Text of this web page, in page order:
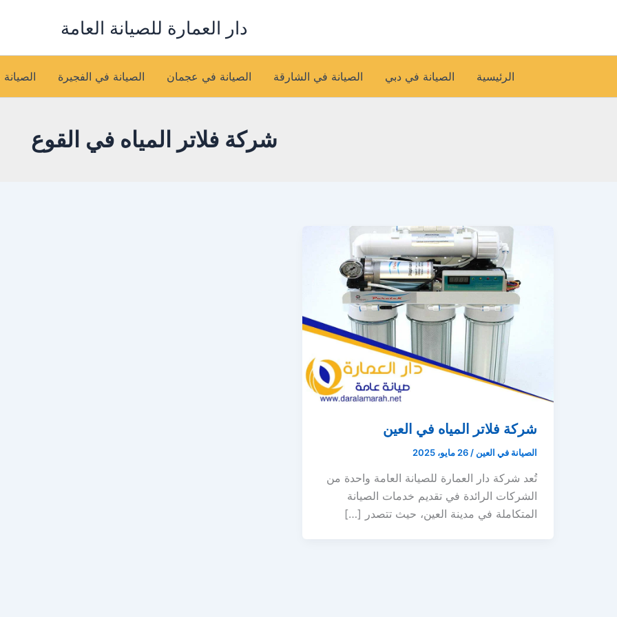
دار العمارة للصيانة العامة
الرئيسية الصيانة في دبي الصيانة في الشارقة الصيانة في عجمان الصيانة في الفجيرة
شركة فلاتر المياه في القوع
شركة فلاتر المياه في العين
الصيانة في العين / 26 مايو، 2025
تُعد شركة دار العمارة للصيانة العامة واحدة من
الشركات الرائدة في تقديم خدمات الصيانة
المتكاملة في مدينة العين، حيث تتصدر […]